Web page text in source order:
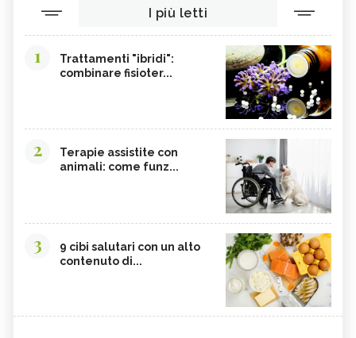
I più letti
1
Trattamenti "ibridi":
combinare fisioter...
2
Terapie assistite con
animali: come funz...
3
9 cibi salutari con un alto
contenuto di...